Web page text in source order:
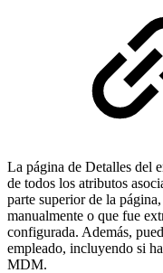
La página de Detalles del
de todos los atributos
parte superior de la
manualmente o que fue
configurada. Además,
empleado, incluyendo si
MDM.